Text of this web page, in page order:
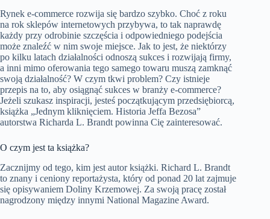
Rynek e-commerce rozwija się bardzo szybko. Choć z roku
na rok sklepów internetowych przybywa, to tak naprawdę
każdy przy odrobinie szczęścia i odpowiedniego podejścia
może znaleźć w nim swoje miejsce. Jak to jest, że niektórzy
po kilku latach działalności odnoszą sukces i rozwijają firmy,
a inni mimo oferowania tego samego towaru muszą zamknąć
swoją działalność? W czym tkwi problem? Czy istnieje
przepis na to, aby osiągnąć sukces w branży e-commerce?
Jeżeli szukasz inspiracji, jesteś początkującym przedsiębiorcą,
książka „Jednym kliknięciem. Historia Jeffa Bezosa”
autorstwa Richarda L. Brandt powinna Cię zainteresować.
O czym jest ta książka?
Zacznijmy od tego, kim jest autor książki. Richard L. Brandt
to znany i ceniony reportażysta, który od ponad 20 lat zajmuje
się opisywaniem Doliny Krzemowej. Za swoją pracę został
nagrodzony między innymi National Magazine Award.